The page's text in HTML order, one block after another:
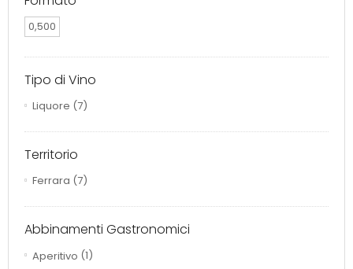
0,500
Tipo di Vino
Liquore (7)
Territorio
Ferrara (7)
Abbinamenti Gastronomici
Aperitivo (1)